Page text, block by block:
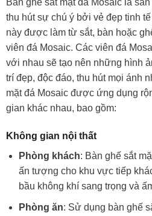
Bàn ghế sắt mặt đá Mosaic là
thu hút sự chú ý bởi vẻ đẹp tinh
này được làm từ sắt, bàn hoặc
viên đá Mosaic. Các viên đá
với nhau sẽ tạo nên những hình
trí đẹp, độc đáo, thu hút mọi ánh
mặt đá Mosaic được ứng dụng
gian khác nhau, bao gồm:
Không gian nội thất
Phòng khách: Bàn ghế sắt
ấn tượng cho khu vực tiếp
bầu không khí sang trọng và
Phòng ăn: Sử dụng bàn ghế